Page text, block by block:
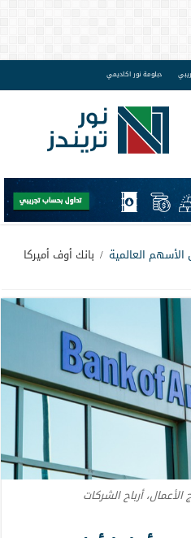
دبلومة نور اكاديمي
العالمية / بانك أوف أميركا
الأعمال، أرباح الشركات